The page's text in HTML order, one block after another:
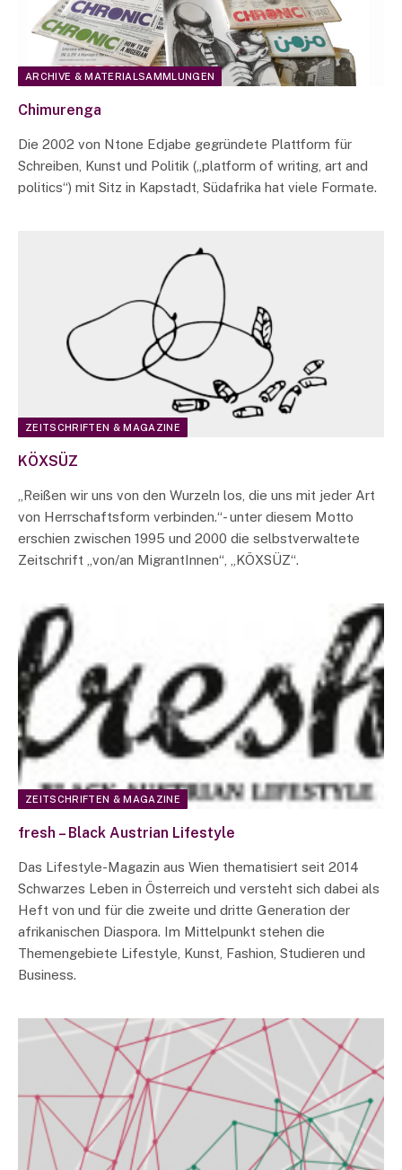
ARCHIVE & MATERIALSAMMLUNGEN
Chimurenga
Die 2002 von Ntone Edjabe gegründete Plattform für
Schreiben, Kunst und Politik („platform of writing, art and
politics“) mit Sitz in Kapstadt, Südafrika hat viele Formate.
ZEITSCHRIFTEN & MAGAZINE
KÖXSÜZ
„Reißen wir uns von den Wurzeln los, die uns mit jeder Art
von Herrschaftsform verbinden.“- unter diesem Motto
erschien zwischen 1995 und 2000 die selbstverwaltete
Zeitschrift „von/an MigrantInnen“, „KÖXSÜZ“.
ZEITSCHRIFTEN & MAGAZINE
fresh – Black Austrian Lifestyle
Das Lifestyle-Magazin aus Wien thematisiert seit 2014
Schwarzes Leben in Österreich und versteht sich dabei als
Heft von und für die zweite und dritte Generation der
afrikanischen Diaspora. Im Mittelpunkt stehen die
Themengebiete Lifestyle, Kunst, Fashion, Studieren und
Business.